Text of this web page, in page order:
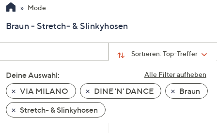
Sie
Pfeiltasten
nach
und
nach
unten
oder
wischen
Mode
Braun - Stretch- & Slinkyhosen
Sortieren:Top-Treffer
Alle Filter aufheben
Deine Auswahl:
VIA MILANO
DINE 'N' DANCE
Braun
Stretch- & Slinkyhosen